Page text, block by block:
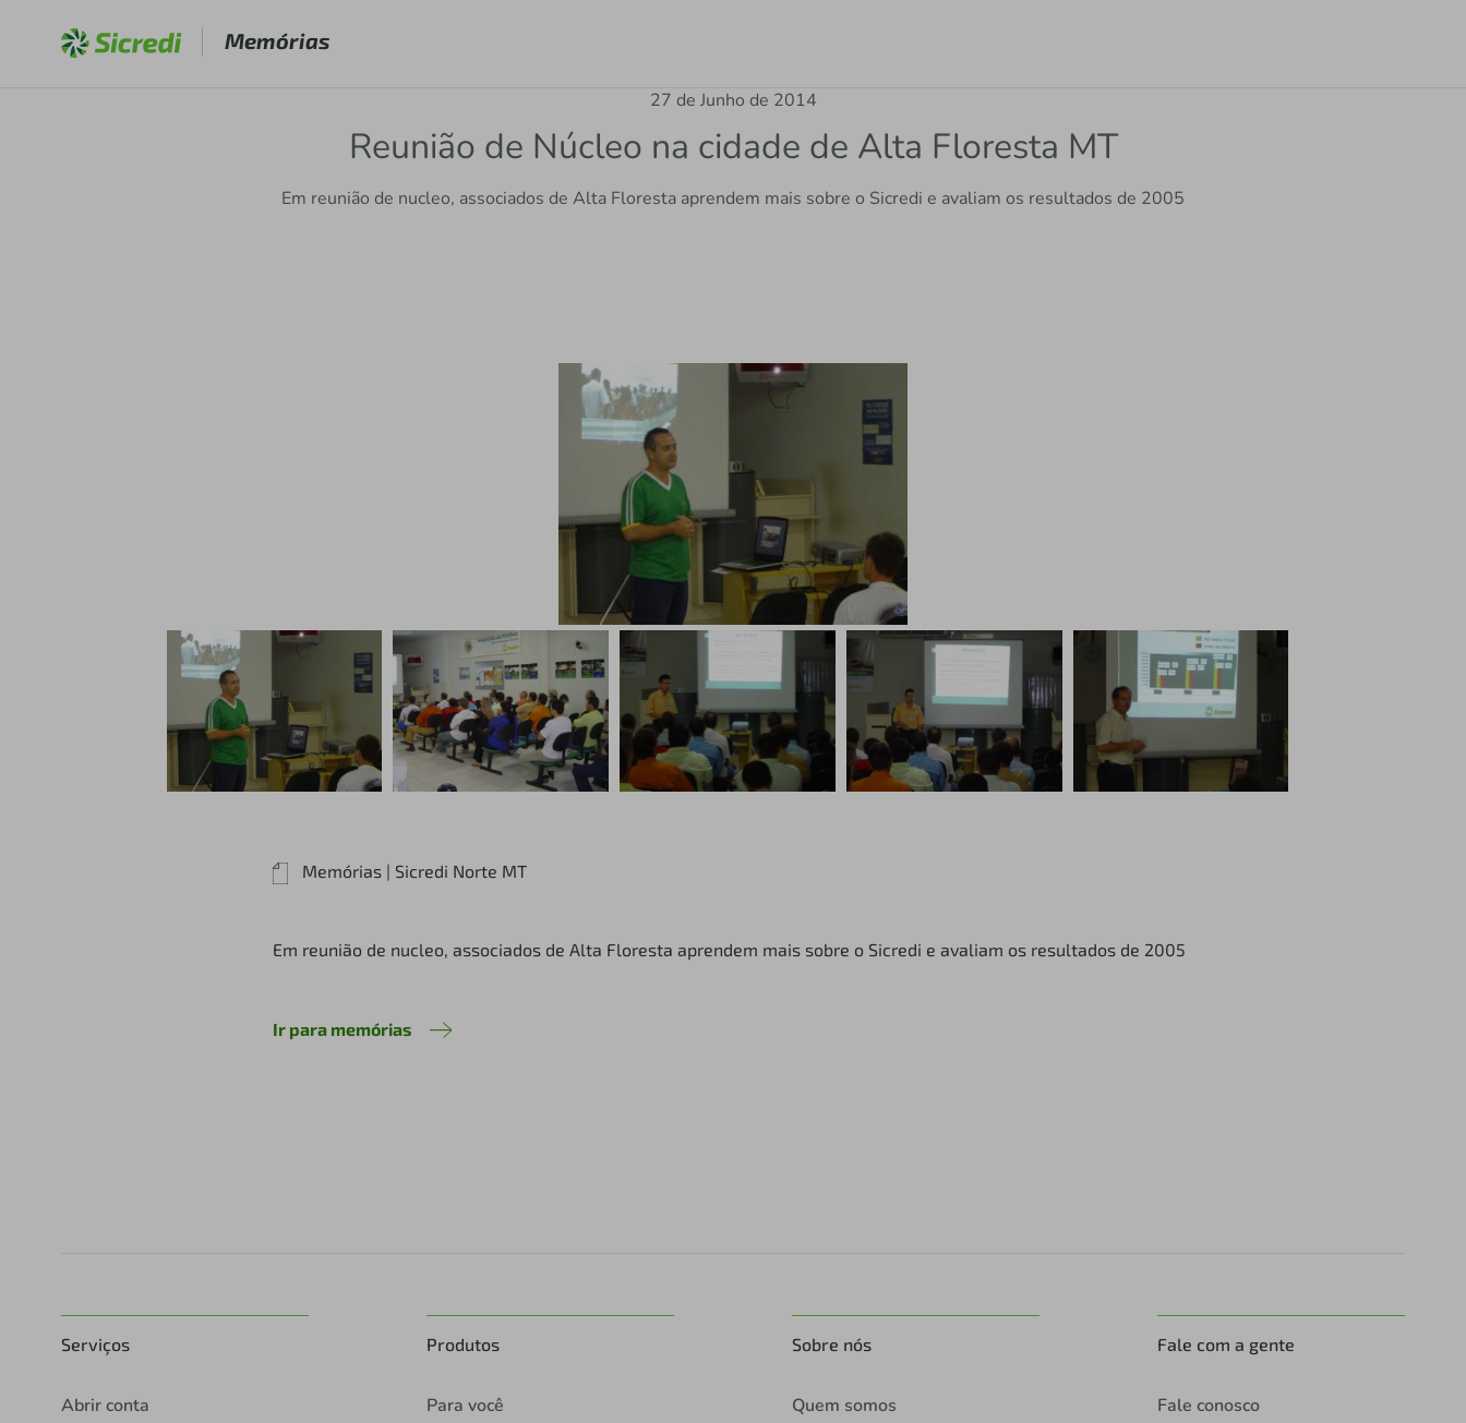
Memórias
27 de Junho de 2014
Reunião de Núcleo na cidade de Alta Floresta MT
Em reunião de nucleo, associados de Alta Floresta aprendem mais sobre o Sicredi e avaliam os resultados de 2005
Memórias | Sicredi Norte MT
Em reunião de nucleo, associados de Alta Floresta aprendem mais sobre o Sicredi e avaliam os resultados de 2005
Ir para memórias
Serviços
Abrir conta
Produtos
Para você
Sobre nós
Quem somos
Fale com a gente
Fale conosco